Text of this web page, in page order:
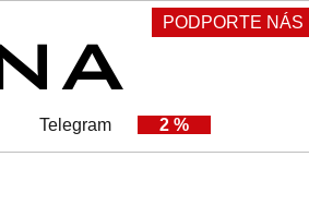
PODPORTE NÁS
Telegram 2 %